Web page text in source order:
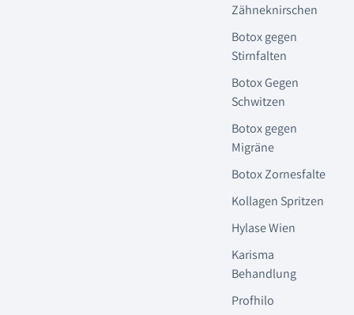
Zähneknirschen
Botox gegen
Stirnfalten
Botox Gegen
Schwitzen
Botox gegen
Migräne
Botox Zornesfalte
Kollagen Spritzen
Hylase Wien
Karisma
Behandlung
Profhilo